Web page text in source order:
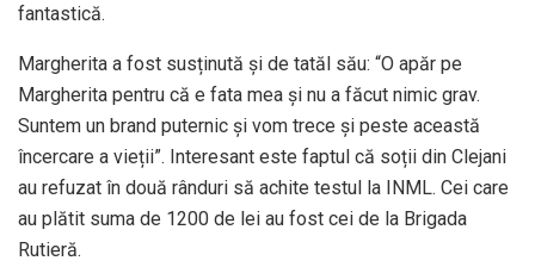
fantastică.
Margherita a fost susținută și de tatăl său: “O apăr pe
Margherita pentru că e fata mea și nu a făcut nimic grav.
Suntem un brand puternic și vom trece și peste această
încercare a vieții”. Interesant este faptul că soții din Clejani
au refuzat în două rânduri să achite testul la INML. Cei care
au plătit suma de 1200 de lei au fost cei de la Brigada
Rutieră.